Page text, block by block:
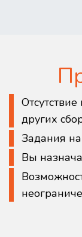
других
Задания
Вы